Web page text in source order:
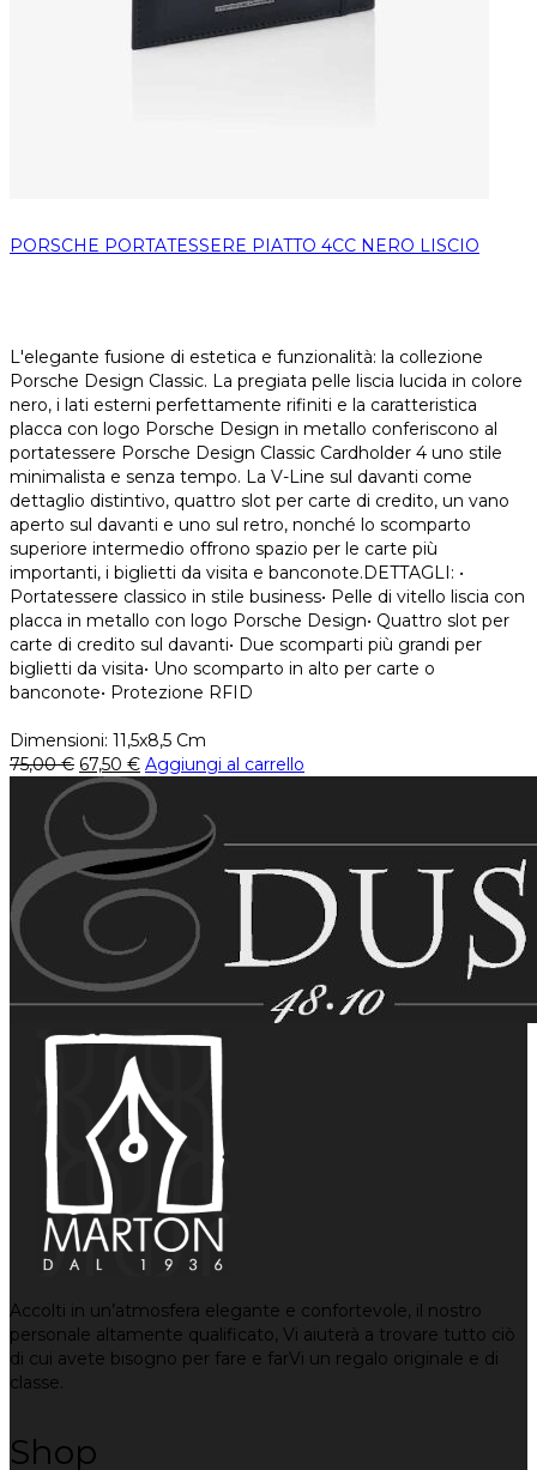
PORSCHE PORTATESSERE PIATTO 4CC NERO LISCIO
L'elegante fusione di estetica e funzionalità: la collezione
Porsche Design Classic. La pregiata pelle liscia lucida in colore
nero, i lati esterni perfettamente rifiniti e la caratteristica
placca con logo Porsche Design in metallo conferiscono al
portatessere Porsche Design Classic Cardholder 4 uno stile
minimalista e senza tempo. La V-Line sul davanti come
dettaglio distintivo, quattro slot per carte di credito, un vano
aperto sul davanti e uno sul retro, nonché lo scomparto
superiore intermedio offrono spazio per le carte più
importanti, i biglietti da visita e banconote.DETTAGLI: •
Portatessere classico in stile business• Pelle di vitello liscia con
placca in metallo con logo Porsche Design• Quattro slot per
carte di credito sul davanti• Due scomparti più grandi per
biglietti da visita• Uno scomparto in alto per carte o
banconote• Protezione RFID
Dimensioni: 11,5x8,5 Cm
75,00€ 67,50 € Aggiungi al carrello
Accolti in un’atmosfera elegante e confortevole, il nostro
personale altamente qualificato, Vi aiuterà a trovare tutto ciò
di cui avete bisogno per fare e farVi un regalo originale e di
classe.
Shop